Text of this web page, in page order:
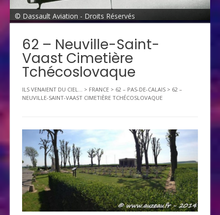
© Dassault Aviation - Droits Réservés
62 – Neuville-Saint-
Vaast Cimetière
Tchécoslovaque
ILS VENAIENT DU CIEL... > FRANCE > 62 – PAS-DE-CALAIS > 62 –
NEUVILLE-SAINT-VAAST CIMETIÈRE TCHÉCOSLOVAQUE